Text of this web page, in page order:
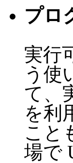
プロ
実行
う使
て、
を利
こと
場で